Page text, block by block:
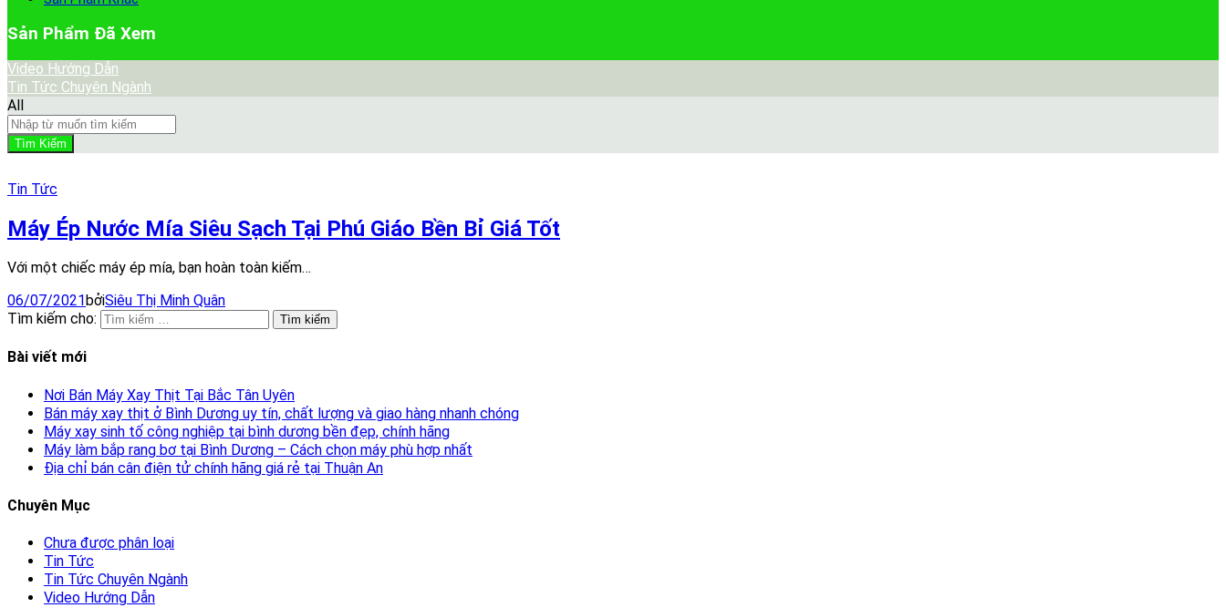
Sản Phẩm Đã Xem
Video Hướng Dẫn
Tin Tức Chuyên Ngành
All
Tìm Kiếm
Tin Tức
Máy Ép Nước Mía Siêu Sạch Tại Phú Giáo Bền Bỉ Giá Tốt
Với một chiếc máy ép mía, bạn hoàn toàn kiếm…
06/07/2021bởiSiêu Thị Minh Quân
Tìm kiếm cho:
Bài viết mới
Nơi Bán Máy Xay Thịt Tại Bắc Tân Uyên
Bán máy xay thịt ở Bình Dương uy tín, chất lượng và giao hàng nhanh chóng
Máy xay sinh tố công nghiệp tại bình dương bền đẹp, chính hãng
Máy làm bắp rang bơ tại Bình Dương – Cách chọn máy phù hợp nhất
Địa chỉ bán cân điện tử chính hãng giá rẻ tại Thuận An
Chuyên Mục
Chưa được phân loại
Tin Tức
Tin Tức Chuyên Ngành
Video Hướng Dẫn